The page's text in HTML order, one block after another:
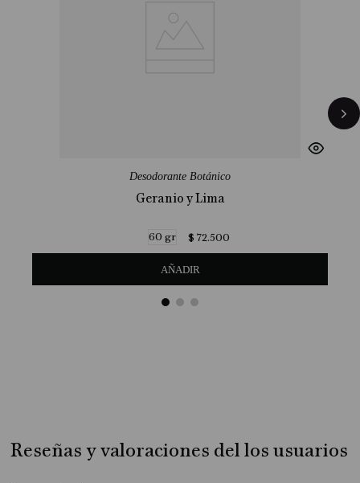
Desodorante Botánico
Geranio y Lima
60 gr $ 72.500
AÑADIR
Reseñas y valoraciones del los usuarios